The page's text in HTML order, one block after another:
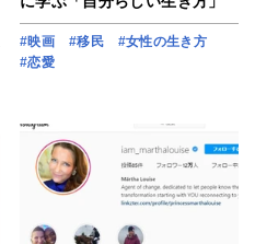
#映画 #移民
#女性の生き方
#恋愛